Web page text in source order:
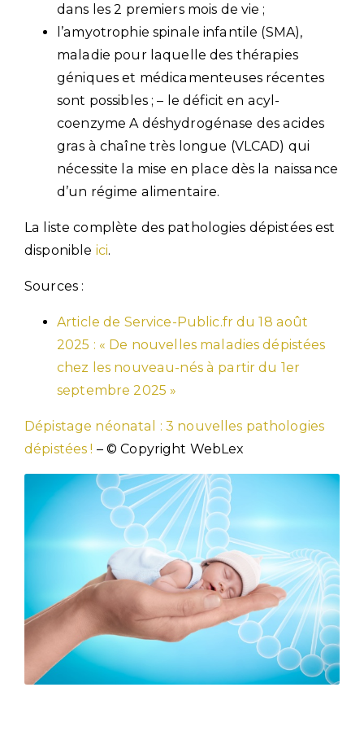
dans les 2 premiers mois de vie ;
l’amyotrophie spinale infantile (SMA),
maladie pour laquelle des thérapies
géniques et médicamenteuses récentes
sont possibles ; – le déficit en acyl-
coenzyme A déshydrogénase des acides
gras à chaîne très longue (VLCAD) qui
nécessite la mise en place dès la naissance
d’un régime alimentaire.
La liste complète des pathologies dépistées est
disponible ici.
Sources :
Article de Service-Public.fr du 18 août
2025 : « De nouvelles maladies dépistées
chez les nouveau-nés à partir du 1er
septembre 2025 »
Dépistage néonatal : 3 nouvelles pathologies
dépistées ! – © Copyright WebLex